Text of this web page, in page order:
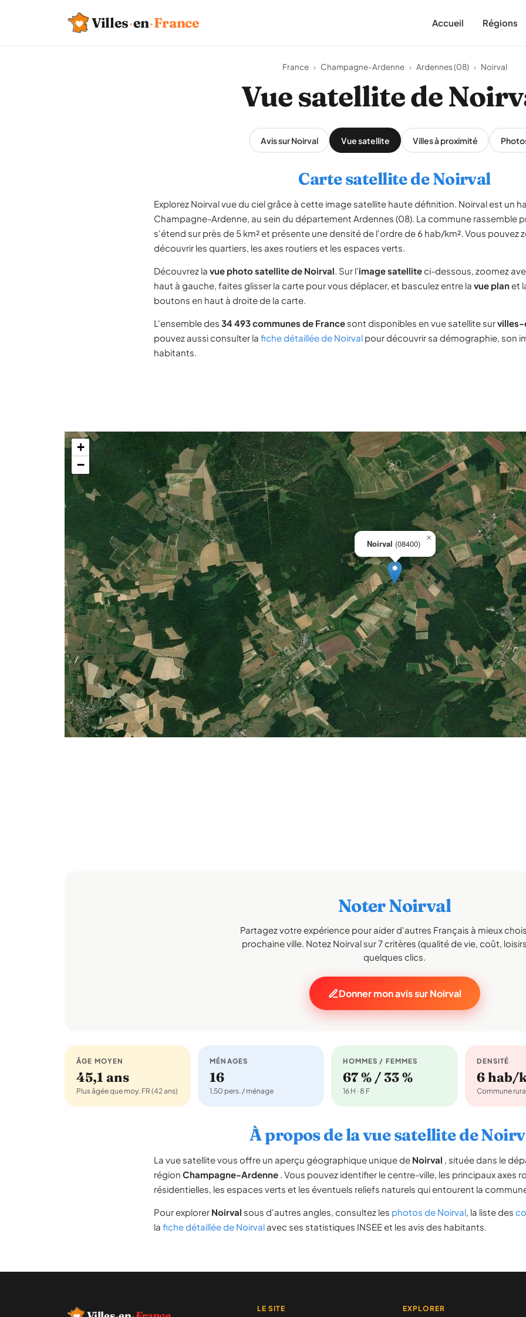
Villes·en·France Accueil Régions
France › Champagne-Ardenne › Ardennes (08) › Noirval
Vue satellite de
Avis sur Noirval Vue satellite Villes à proximité
Carte satellite de Noirval
Explorez Noirval vue du ciel grâce à cette image satellite haute définition. Noirval est un
Champagne-Ardenne, au sein du département Ardennes (08). La commune rassemble
s'étend sur près de 5 km² et présente une densité de l'ordre de 6 hab/km². Vous pouvez
découvrir les quartiers, les axes routiers et les espaces verts.
Découvrez la vue photo satellite de Noirval. Sur l'image satelliteci-dessous, zoomez
haut à gauche, faites glisser la carte pour vous déplacer, et basculez entre la vue planet
boutons en haut à droite de la carte.
L'ensemble des 34 493 communes de France sont disponibles en vue satellite sur
pouvez aussi consulter la fiche détaillée de Noirval pour découvrir sa démographie, son
habitants.
Noirval (08400)
×
+
−
Noter Noirval
Partagez votre expérience pour aider d'autres Français à mieux
prochaine ville. Notez Noirval sur 7 critères (qualité de vie, coût,
quelques clics.
Donner mon avis sur Noirval
ÂGE MOYEN
45,1 ans
Plus âgée que moy. FR (42 ans)
MÉNAGES
16
1,50 pers. / ménage
HOMMES / FEMMES
67 % / 33 %
16 H · 8 F
DENSITÉ
6 hab/
Commune
À propos de la vue satellite de
La vue satellite vous offre un aperçu géographique unique de Noirval , située dans le
région Champagne-Ardenne . Vous pouvez identifier le centre-ville, les principaux axes
résidentielles, les espaces verts et les éventuels reliefs naturels qui entourent la
Pour explorer Noirval sous d'autres angles, consultez les photos de Noirval, la liste des
la fiche détaillée de Noirval avec ses statistiques INSEE et les avis des habitants.
LE SITE EXPLORER